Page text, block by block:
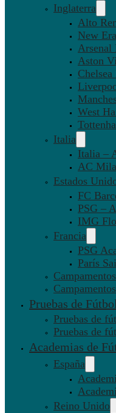
Inglaterra
Alto
New
Arsenal
Aston
West
Italia
Italia –
AC
Estados
FC
PSG –
IMG
Francia
PSG
París
Pruebas de Fútbol
Pruebas de
Pruebas de
Academias de
España
Reino Unido